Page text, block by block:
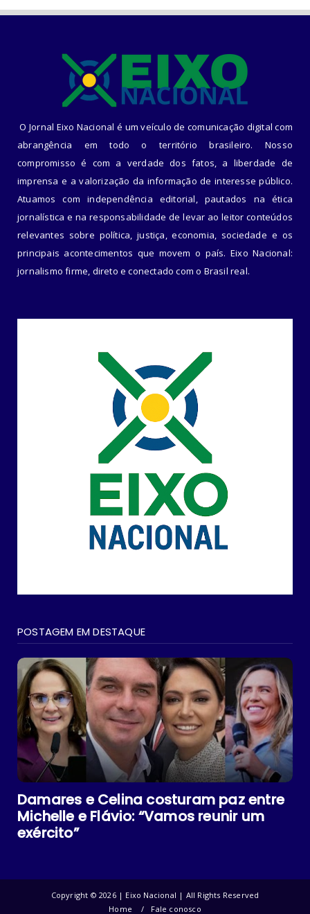
O Jornal Eixo Nacional é um veículo de comunicação digital com
abrangência em todo o território brasileiro. Nosso
compromisso é com a verdade dos fatos, a liberdade de
imprensa e a valorização da informação de interesse público.
Atuamos com independência editorial, pautados na ética
jornalística e na responsabilidade de levar ao leitor conteúdos
relevantes sobre política, justiça, economia, sociedade e os
principais acontecimentos que movem o país. Eixo Nacional:
jornalismo firme, direto e conectado com o Brasil real.
POSTAGEM EM DESTAQUE
Damares e Celina costuram paz entre
Michelle e Flávio: “Vamos reunir um
exército”
Copyright © 2026 | Eixo Nacional | All Rights Reserved
Home
Fale conosco